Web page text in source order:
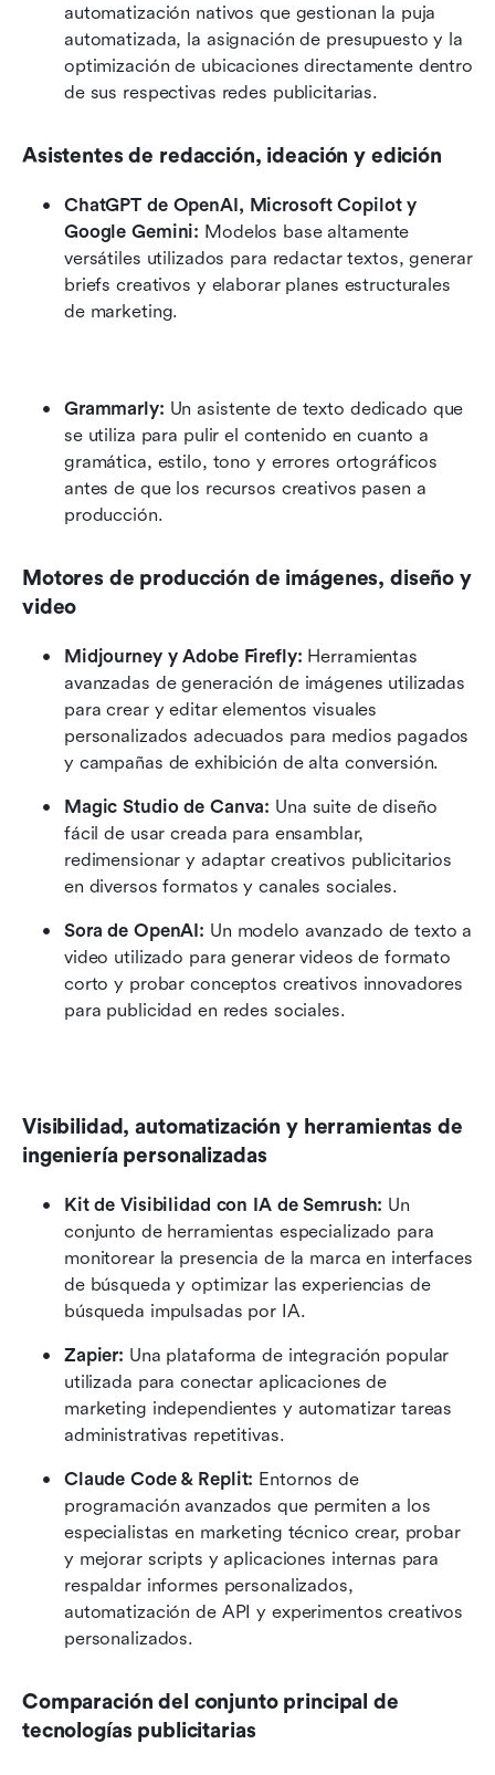
automatización nativos que gestionan la puja
automatizada, la asignación de presupuesto y la
optimización de ubicaciones directamente dentro
de sus respectivas redes publicitarias.
Asistentes de redacción, ideación y edición
ChatGPT de OpenAI, Microsoft Copilot y
Google Gemini: Modelos base altamente
versátiles utilizados para redactar textos, generar
briefs creativos y elaborar planes estructurales
de marketing.
Grammarly: Un asistente de texto dedicado que
se utiliza para pulir el contenido en cuanto a
gramática, estilo, tono y errores ortográficos
antes de que los recursos creativos pasen a
producción.
Motores de producción de imágenes, diseño y
video
Midjourney y Adobe Firefly: Herramientas
avanzadas de generación de imágenes utilizadas
para crear y editar elementos visuales
personalizados adecuados para medios pagados
y campañas de exhibición de alta conversión.
Magic Studio de Canva: Una suite de diseño
fácil de usar creada para ensamblar,
redimensionar y adaptar creativos publicitarios
en diversos formatos y canales sociales.
Sora de OpenAI: Un modelo avanzado de texto a
video utilizado para generar videos de formato
corto y probar conceptos creativos innovadores
para publicidad en redes sociales.
Visibilidad, automatización y herramientas de
ingeniería personalizadas
Kit de Visibilidad con IA de Semrush: Un
conjunto de herramientas especializado para
monitorear la presencia de la marca en interfaces
de búsqueda y optimizar las experiencias de
búsqueda impulsadas por IA.
Zapier: Una plataforma de integración popular
utilizada para conectar aplicaciones de
marketing independientes y automatizar tareas
administrativas repetitivas.
Claude Code & Replit: Entornos de
programación avanzados que permiten a los
especialistas en marketing técnico crear, probar
y mejorar scripts y aplicaciones internas para
respaldar informes personalizados,
automatización de API y experimentos creativos
personalizados.
Comparación del conjunto principal de
tecnologías publicitarias